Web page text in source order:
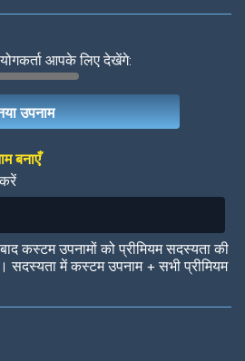
Jungle Cats
आपके लिए देखेंगे:
बनाएँ
कस्टम उपनामों को प्रीमियम सदस्यता की
सदस्यता में कस्टम उपनाम + सभी प्रीमियम